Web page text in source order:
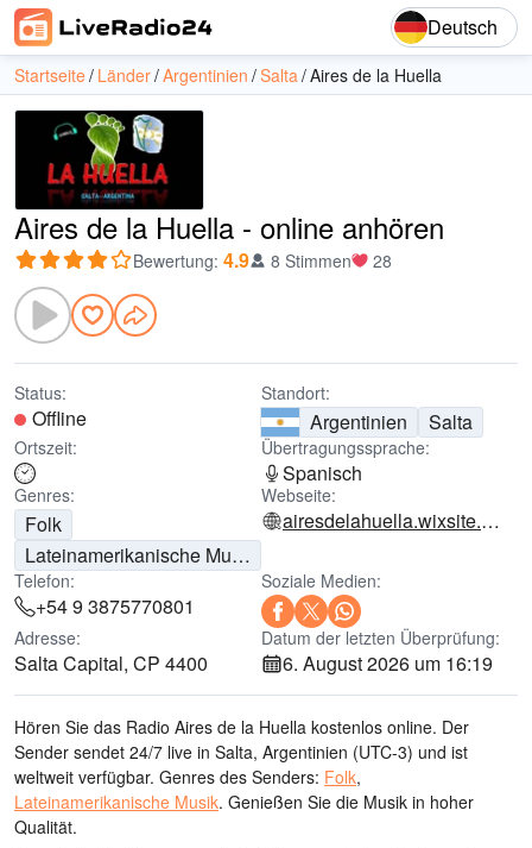
Deutsch
Startseite Länder Argentinien Salta Aires de la Huella
Aires de la Huella - online anhören
Bewertung: 4.9 8 Stimmen 28
Status:
Offline
Standort:
Argentinien Salta
Ortszeit: Übertragungssprache:
Spanisch
Genres:
Folk
Lateinamerikanische Musik
Webseite:
airesdelahuella.wixsite.com
Telefon:
+54 9 3875770801
Soziale Medien:
Adresse:
Salta Capital, CP 4400
Datum der letzten Überprüfung:
6. August 2026 um 16:19
Hören Sie das Radio Aires de la Huella kostenlos online. Der
Sender sendet 24/7 live in Salta, Argentinien (UTC-3) und ist
weltweit verfügbar. Genres des Senders: Folk,
Lateinamerikanische Musik. Genießen Sie die Musik in hoher
Qualität.